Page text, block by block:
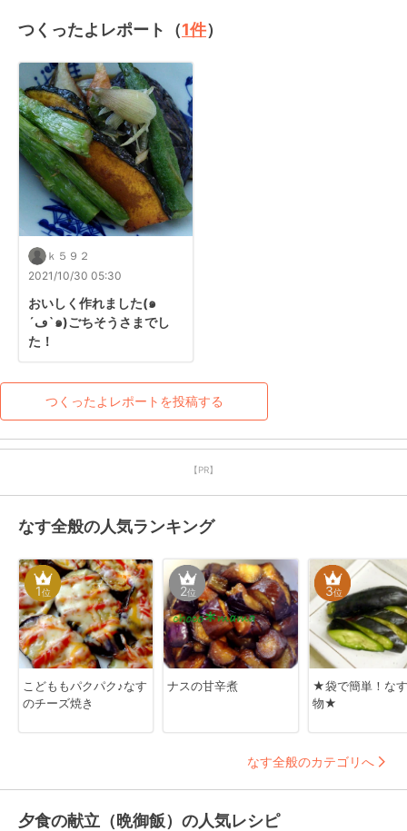
つくったよレポート（1件）
ｋ５９２
2021/10/30 05:30
おいしく作れました(๑
´ڡ`๑)ごちそうさまでし
た！
つくったよレポートを投稿する
【PR】
なす全般の人気ランキング
1位
こどももパクパク♪なす
のチーズ焼き
2位
ナスの甘辛煮
3位
★袋で簡単！な
物★
なす全般のカテゴリへ
夕食の献立（晩御飯）の人気レシピ